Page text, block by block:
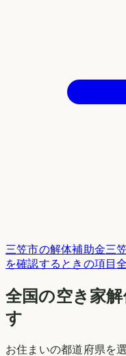
三笠市の解体補助金三
を確認するときの項目
全国の空き家
す
お住まいの都道府県を